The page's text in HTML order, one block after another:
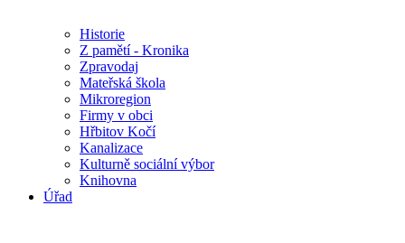
Historie
Z pamětí - Kronika
Zpravodaj
Mateřská škola
Mikroregion
Firmy v obci
Hřbitov Kočí
Kanalizace
Kulturně sociální výbor
Knihovna
Úřad